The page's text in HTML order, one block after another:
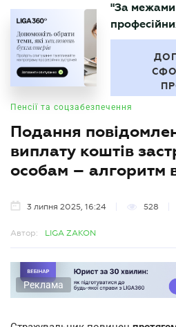
БУХГАЛТЕР
"За межами
Пенсії та соцзабезпечення
Подання
виплату коштів
особам – алгоритм
3 липня 2025, 16:24 528
Автор: LIGA ZAKON
Реклама